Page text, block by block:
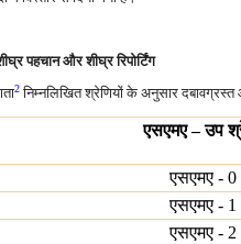
पहचान और शीघ्र रिपोर्टिंग
2निम्नलिखित श्रेणियों के अनुसार
एसएमए – उप
एसएमए - 0
एसएमए - 1
एसएमए - 2